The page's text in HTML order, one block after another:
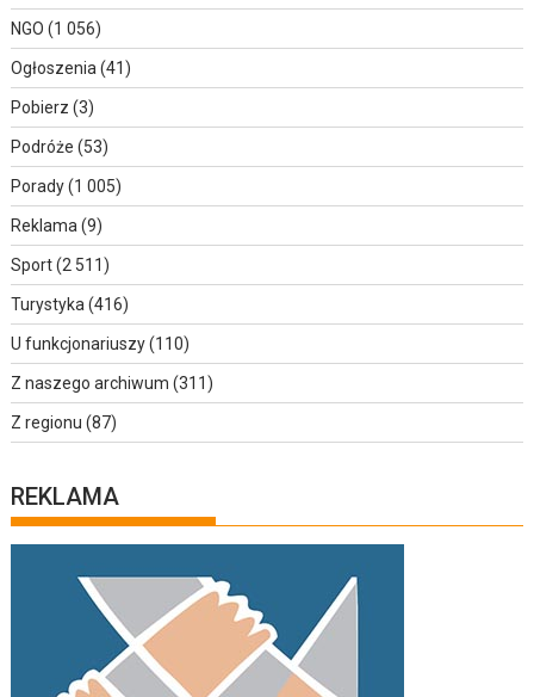
NGO (1 056)
Ogłoszenia(41)
Pobierz (3)
Podróże (53)
Porady(1 005)
Reklama(9)
Sport(2 511)
Turystyka(416)
U funkcjonariuszy(110)
Z naszego archiwum (311)
Z regionu (87)
REKLAMA